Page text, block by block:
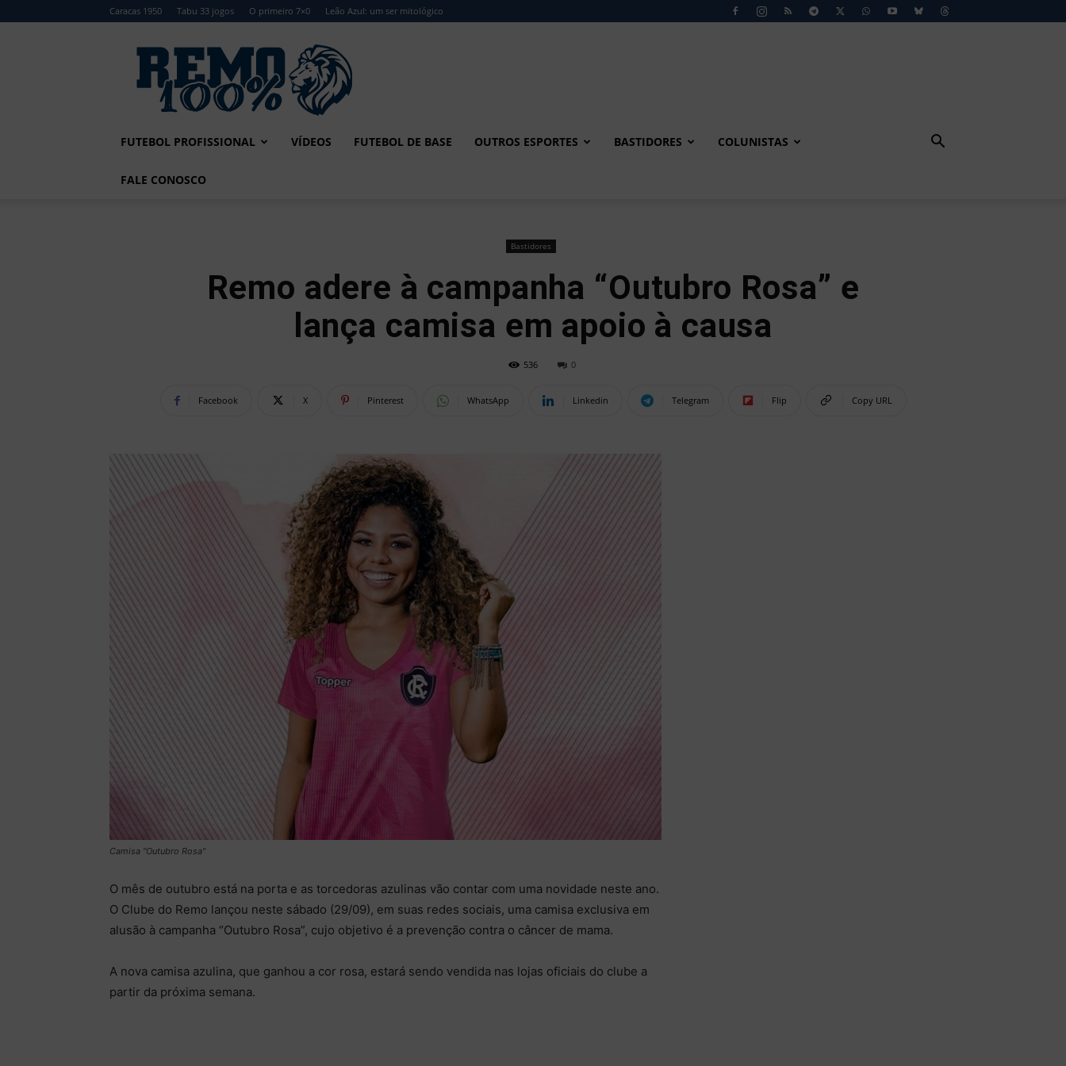
Caracas 1950 Tabu 33 jogos O primeiro 7×0 Leão Azul: um ser mitológico
Remo
FUTEBOL PROFISSIONAL VÍDEOS FUTEBOL DE BASE OUTROS ESPORTES BASTIDORES COLUNISTAS
FALE CONOSCO
Bastidores
Remo adere à campanha “Outubro Rosa” e
lança camisa em apoio à causa
536 0
Facebook X Pinterest WhatsApp Linkedin Telegram Flip Copy URL
Camisa "Outubro Rosa"
O mês de outubro está na porta e as torcedoras azulinas vão contar com uma novidade neste ano.
O Clube do Remo lançou neste sábado (29/09), em suas redes sociais, uma camisa exclusiva em
alusão à campanha “Outubro Rosa”, cujo objetivo é a prevenção contra o câncer de mama.
A nova camisa azulina, que ganhou a cor rosa, estará sendo vendida nas lojas oficiais do clube a
partir da próxima semana.